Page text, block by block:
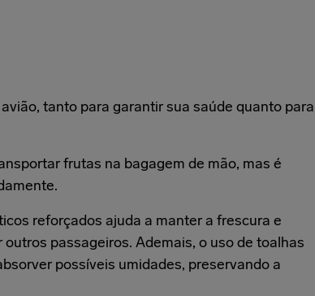
tanto para garantir sua saúde quanto para
frutas na bagagem de mão, mas é
reforçados ajuda a manter a frescura e
passageiros. Ademais, o uso de toalhas
possíveis umidades, preservando a